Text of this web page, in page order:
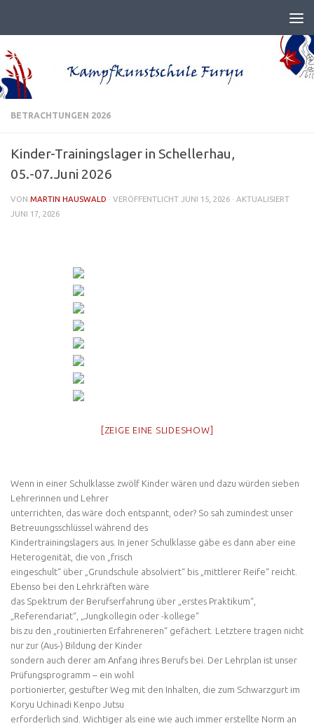
BETRACHTUNGEN 2026
Kinder-Trainingslager in Schellerhau,
05.-07.Juni 2026
VON MARTIN HAUSWALD · VERÖFFENTLICHT JUNI 15, 2026 · AKTUALISIERT
JUNI 17, 2026
[ZEIGE EINE SLIDESHOW]
Wenn in einer Schulklasse zwölf Kinder wären und dazu würden sieben
Lehrerinnen und Lehrer
unterrichten, das wäre doch entspannt, oder? So sah zumindest unser
Betreuungsschlüssel während des
Kindertrainingslagers aus. In jener Schulklasse gäbe es dann aber eine
Heterogenität, die von „frisch
eingeschult“ über „Grundschule absolviert“ bis „mittlerer Reife“ reicht.
Ebenso bei den Lehrkräften wäre
das Spektrum der Berufserfahrung über „erstes Praktikum“,
„Referendariat“, „Jungkollegin oder -kollege“
bis zu den „routinierten Erfahreneren“ gefächert. Letztere tragen nicht
nur zur (Aus-) Bildung der Kinder
sondern auch derer am Anfang ihres Berufs bei. Der Lehrplan ist unser
Prüfungsprogramm – ein wohl
portionierter, gestufter Weg mit den Inhalten, die zum Schwarzgurt im
Koryu Uchinadi Kenpo Jutsu
erforderlich sind. Wichtiger als eine wie auch immer erstellte Norm an